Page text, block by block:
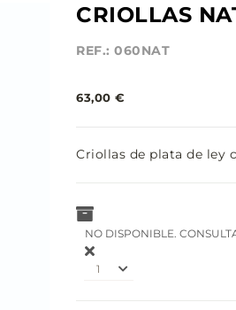
CRIOLLAS
REF.: 060NAT
63,00 €
Criollas de plata de ley
NO DISPONIBLE.
1